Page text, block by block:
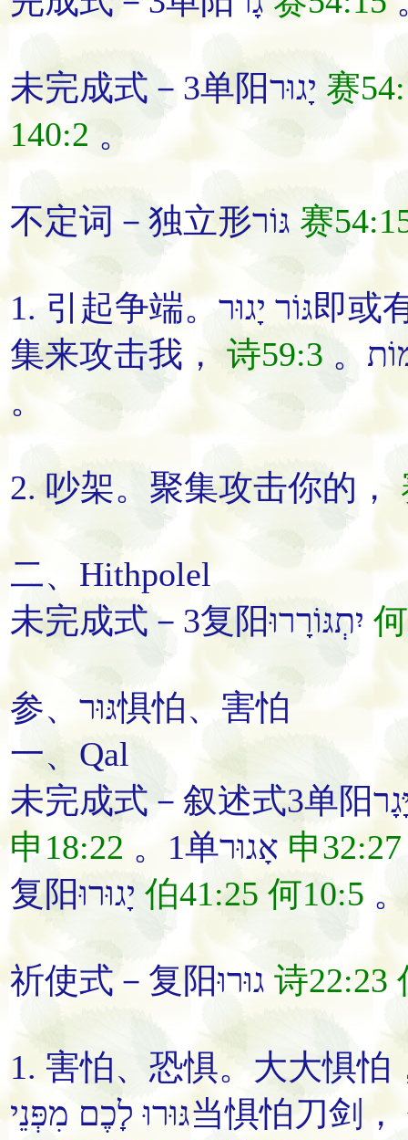
赛
140:2 。
赛
1. 引起争端 。גּוֹר יָגוּר即或
集来攻击我 ， 诗59:3
。
2. 吵架。 聚集攻击你的 ，
二、Hithpolel
参、גּוּר惧怕、 害怕
一、Qal
申18:22
申32:27
伯41:25 何10:5
诗22:23
1. 害怕、 恐惧。大大惧怕
גּוּרוּ לָכֶם מִפְּנֵי当惧怕刀剑 ，